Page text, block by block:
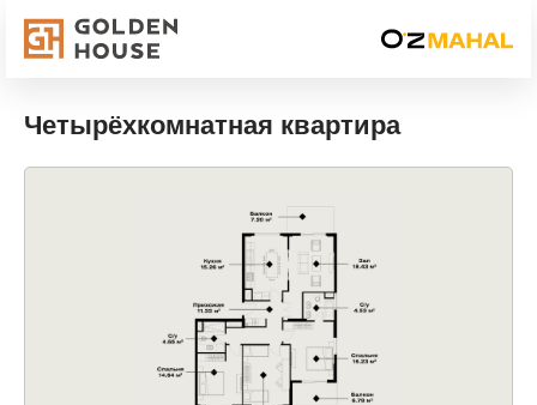
Четырёхкомнатная квартира